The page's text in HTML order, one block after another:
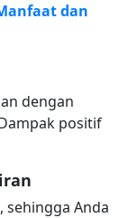
dan
dengan
positif
Anda